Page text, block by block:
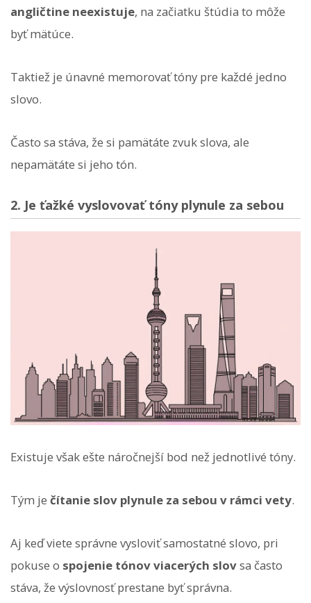
angličtine neexistuje, na začiatku štúdia to môže
byť mätúce.
Taktiež je únavné memorovať tóny pre každé jedno
slovo.
Často sa stáva, že si pamätáte zvuk slova, ale
nepamätáte si jeho tón.
2. Je ťažké vyslovovať tóny plynule za sebou
Existuje však ešte náročnejší bod než jednotlivé tóny.
Tým je čítanie slov plynule za sebou v rámci vety.
Aj keď viete správne vysloviť samostatné slovo, pri
pokuse o spojenie tónov viacerých slovsa často
stáva, že výslovnosť prestane byť správna.